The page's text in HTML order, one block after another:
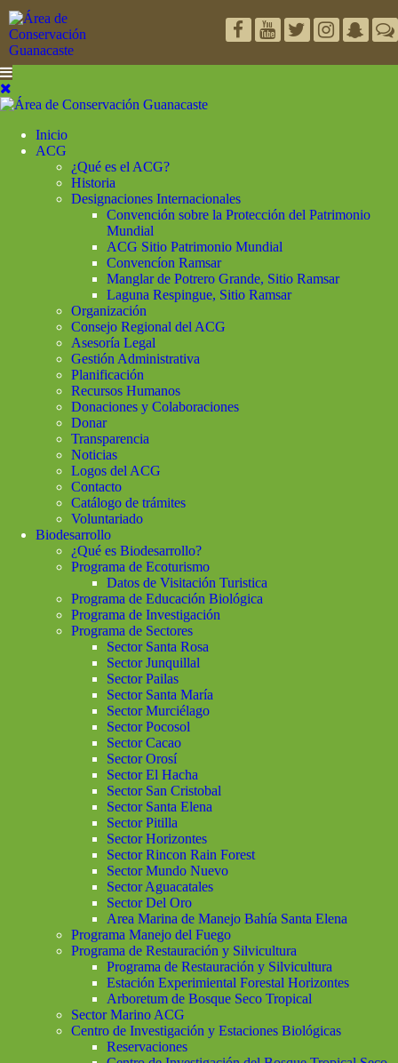
Inicio
ACG
¿Qué es el ACG?
Historia
Designaciones Internacionales
Convención sobre la Protección del Patrimonio
Mundial
ACG Sitio Patrimonio Mundial
Convencíon Ramsar
Manglar de Potrero Grande, Sitio Ramsar
Laguna Respingue, Sitio Ramsar
Organización
Consejo Regional del ACG
Asesoría Legal
Gestión Administrativa
Planificación
Recursos Humanos
Donaciones y Colaboraciones
Donar
Transparencia
Noticias
Logos del ACG
Contacto
Catálogo de trámites
Voluntariado
Biodesarrollo
¿Qué es Biodesarrollo?
Programa de Ecoturismo
Datos de Visitación Turistica
Programa de Educación Biológica
Programa de Investigación
Programa de Sectores
Sector Santa Rosa
Sector Junquillal
Sector Pailas
Sector Santa María
Sector Murciélago
Sector Pocosol
Sector Cacao
Sector Orosí
Sector El Hacha
Sector San Cristobal
Sector Santa Elena
Sector Pitilla
Sector Horizontes
Sector Rincon Rain Forest
Sector Mundo Nuevo
Sector Aguacatales
Sector Del Oro
Area Marina de Manejo Bahía Santa Elena
Programa Manejo del Fuego
Programa de Restauración y Silvicultura
Programa de Restauración y Silvicultura
Estación Experimiental Forestal Horizontes
Arboretum de Bosque Seco Tropical
Sector Marino ACG
Centro de Investigación y Estaciones Biológicas
Reservaciones